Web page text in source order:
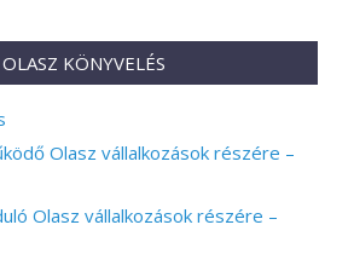
OLASZ KÖNYVELÉS
Olasz vállalkozások részére –
Olasz vállalkozások részére –